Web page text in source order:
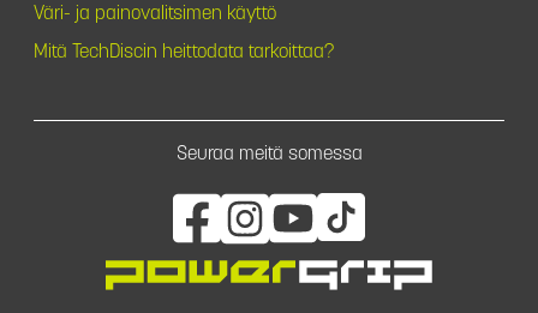
Väri- ja painovalitsimen käyttö
Mitä TechDiscin heittodata tarkoittaa?
Seuraa meitä somessa